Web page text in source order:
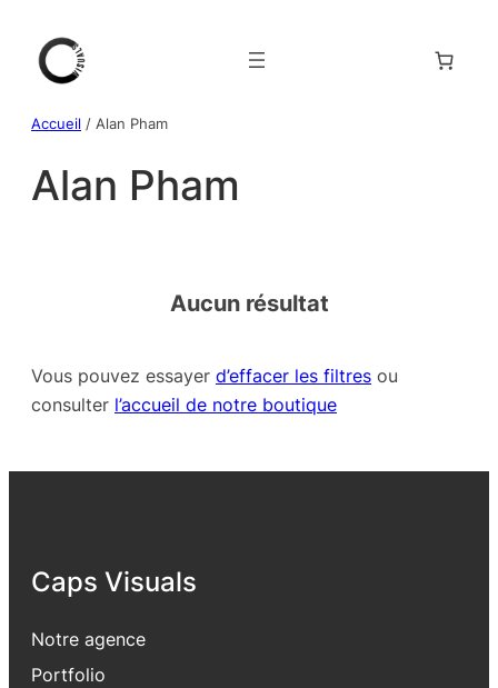
contenu
Accueil / Alan Pham
Alan Pham
Aucun résultat
Vous pouvez essayer d’effacer les filtres ou
consulter l’accueil de notre boutique
Caps Visuals
Notre agence
Portfolio